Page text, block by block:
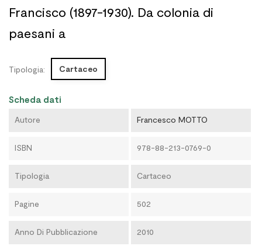
Francisco (1897-1930). Da colonia di
paesani a
Tipologia: Cartaceo
Scheda dati
Autore Francesco MOTTO
ISBN 978-88-213-0769-0
Tipologia Cartaceo
Pagine 502
Anno Di Pubblicazione 2010